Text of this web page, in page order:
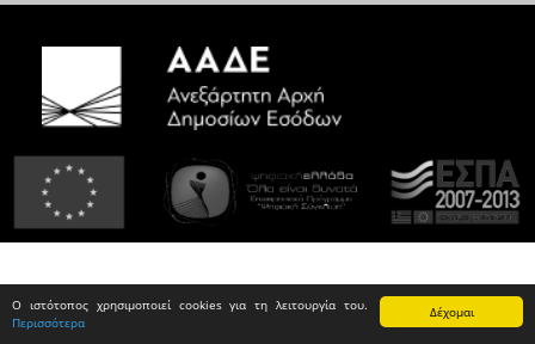
Δέχομαι
Ο ιστότοπος χρησιμοποιεί cookies για τη λειτουργία του.
Περισσότερα